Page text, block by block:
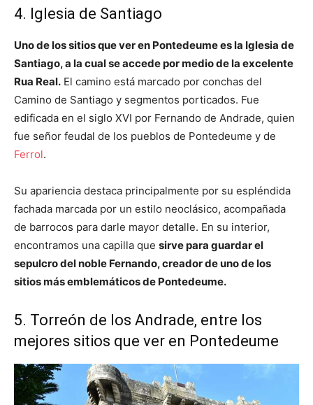
4. Iglesia de Santiago
Uno de los sitios que ver en Pontedeume es la Iglesia de
Santiago, a la cual se accede por medio de la excelente
Rua Real. El camino está marcado por conchas del
Camino de Santiago y segmentos porticados. Fue
edificada en el siglo XVI por Fernando de Andrade, quien
fue señor feudal de los pueblos de Pontedeume y de
Ferrol.
Su apariencia destaca principalmente por su espléndida
fachada marcada por un estilo neoclásico, acompañada
de barrocos para darle mayor detalle. En su interior,
encontramos una capilla que sirve para guardar el
sepulcro del noble Fernando, creador de uno de los
sitios más emblemáticos de Pontedeume.
5. Torreón de los Andrade, entre los
mejores sitios que ver en Pontedeume